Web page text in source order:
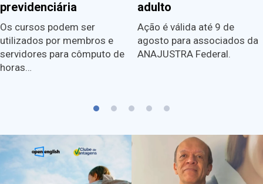
previdenciária
Os cursos podem ser
utilizados por membros e
servidores para cômputo de
horas…
adulto
Ação é válida até 9 de
agosto para associados da
ANAJUSTRA Federal.